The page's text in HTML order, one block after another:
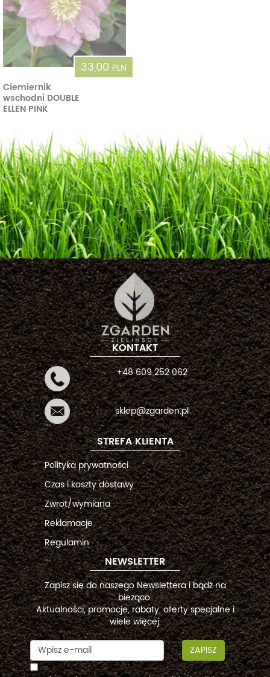
33,00 PLN
Ciemiernik
wschodni DOUBLE
ELLEN PINK
KONTAKT
+48 609 252 062
sklep@zgarden.pl
STREFA KLIENTA
Polityka prywatności
Czas i koszty dostawy
Zwrot/wymiana
Reklamacje
Regulamin
NEWSLETTER
Zapisz się do naszego Newslettera i bądź na
bieżąco.
Aktualności, promocje, rabaty, oferty specjalne i
wiele więcej.
ZAPISZ